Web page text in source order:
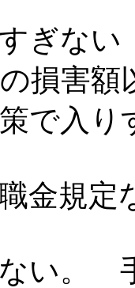
ぎない
損害
で入り
金規定
い。